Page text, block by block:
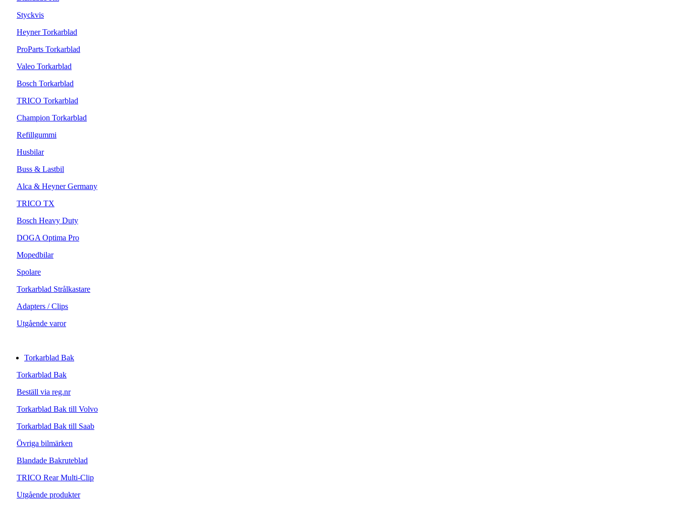
Styckvis
Heyner Torkarblad
ProParts Torkarblad
Valeo Torkarblad
Bosch Torkarblad
TRICO Torkarblad
Champion Torkarblad
Refillgummi
Husbilar
Buss & Lastbil
Alca & Heyner Germany
TRICO TX
Bosch Heavy Duty
DOGA Optima Pro
Mopedbilar
Spolare
Torkarblad Strålkastare
Adapters / Clips
Utgående varor
Torkarblad Bak
Torkarblad Bak
Beställ via reg.nr
Torkarblad Bak till Volvo
Torkarblad Bak till Saab
Övriga bilmärken
Blandade Bakruteblad
TRICO Rear Multi-Clip
Utgående produkter